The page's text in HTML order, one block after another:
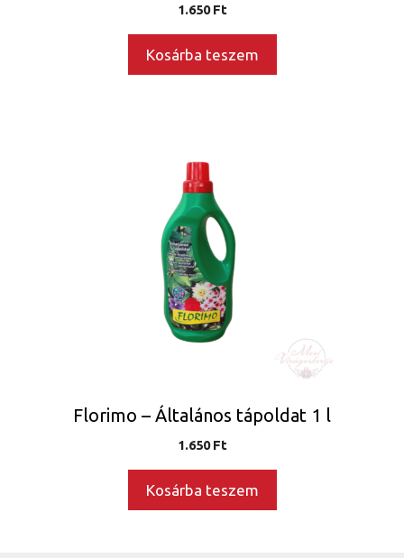
1.650Ft
Kosárba teszem
Florimo – Általános tápoldat 1 l
1.650Ft
Kosárba teszem